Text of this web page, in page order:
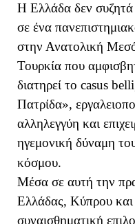
Η Ελλάδα δεν συζητά
σε ένα
στην Ανατολική
Τουρκία που
διατηρεί το casus
Πατρίδα»,
αλληλεγγύη και
ηγεμονική δύναμη
κόσμου.
Μέσα σε αυτή την
Ελλάδας, Κύπρου και
συναισθηματική